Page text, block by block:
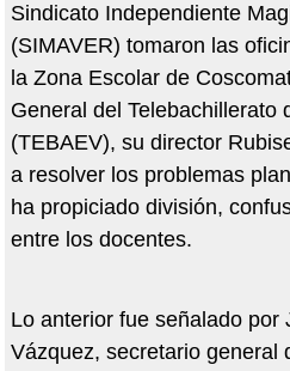
Sindicato Independiente
(SIMAVER) tomaron las
la Zona Escolar de
General del Telebachillerato
(TEBAEV), su director
a resolver los problemas
ha propiciado división,
entre los docentes.
Lo anterior fue señalado por
Vázquez, secretario general